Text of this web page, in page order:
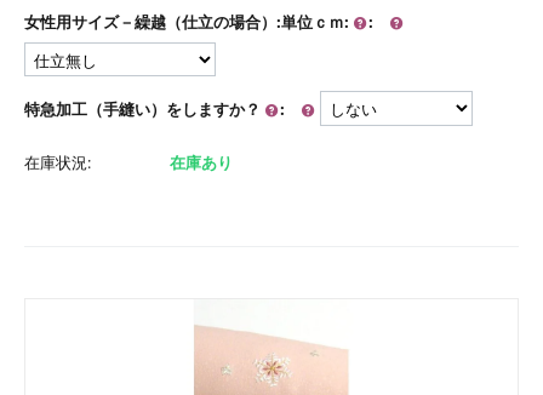
女性用サイズ－繰越（仕立の場合）:単位ｃｍ: :
特急加工（手縫い）をしますか？ :
在庫状況: 在庫あり